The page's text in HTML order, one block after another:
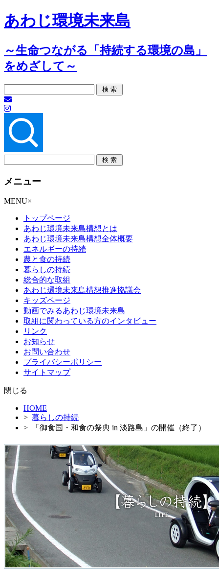
あわじ環境未来島
～生命つながる「持続する環境の島」
をめざして～
メニュー
コ
MENU×
トップページ
あわじ環境未来島構想とは
あわじ環境未来島構想全体概要
エネルギーの持続
農と食の持続
暮らしの持続
総合的な取組
あわじ環境未来島構想推進協議会
キッズページ
動画でみるあわじ環境未来島
取組に関わっている方のインタビュー
リンク
お知らせ
お問い合わせ
プライバシーポリシー
サイトマップ
閉じる
HOME
> 暮らしの持続
> 「御食国・和食の祭典 in 淡路島」の開催（終了）